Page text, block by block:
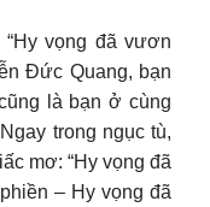
vọng đã vươn
Đức Quang, bạn
là bạn ở cùng
trong ngục tù,
mơ: “Hy vọng đã
– Hy vọng đã